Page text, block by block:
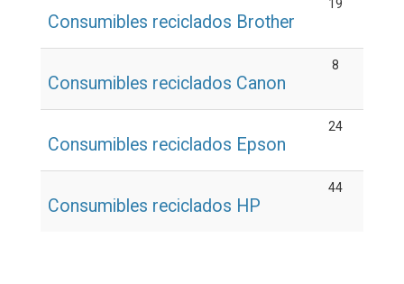
Consumibles reciclados Brother
19
Consumibles reciclados Canon
8
Consumibles reciclados Epson
24
Consumibles reciclados HP
44